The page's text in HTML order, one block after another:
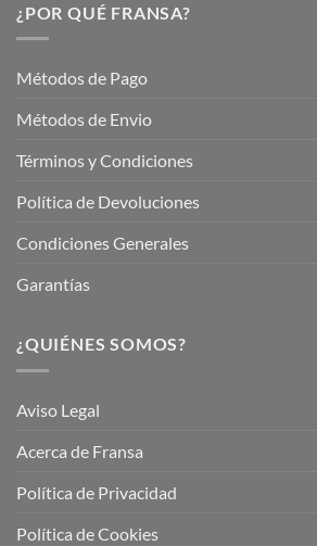
¿POR QUÉ FRANSA?
Métodos de Pago
Métodos de Envio
Términos y Condiciones
Política de Devoluciones
Condiciones Generales
Garantías
¿QUIÉNES SOMOS?
Aviso Legal
Acerca de Fransa
Política de Privacidad
Política de Cookies